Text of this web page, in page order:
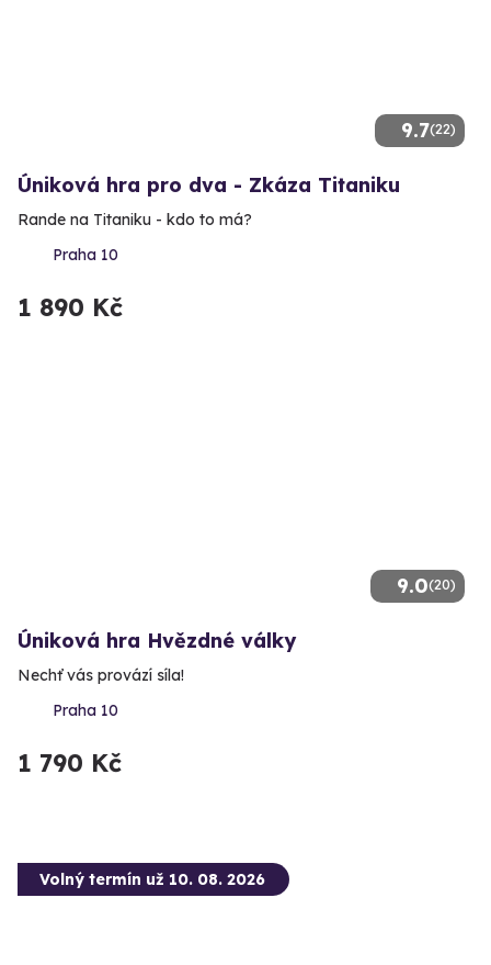
9.7(22)
Úniková hra pro dva - Zkáza Titaniku
Rande na Titaniku - kdo to má?
Praha 10
1 890 Kč
9.0(20)
Úniková hra Hvězdné války
Nechť vás provází síla!
Praha 10
1 790 Kč
Volný termín už 10. 08. 2026